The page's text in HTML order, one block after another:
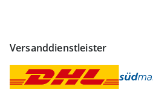
Versanddienstleister